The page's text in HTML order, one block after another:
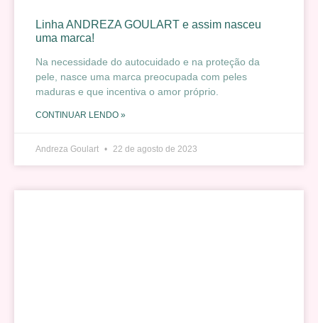
Linha ANDREZA GOULART e assim nasceu
uma marca!
Na necessidade do autocuidado e na proteção da
pele, nasce uma marca preocupada com peles
maduras e que incentiva o amor próprio.
CONTINUAR LENDO »
Andreza Goulart 22 de agosto de 2023